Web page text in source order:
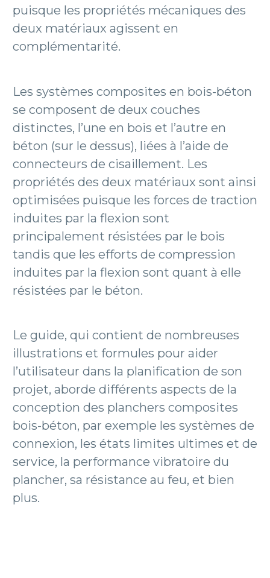
puisque les propriétés mécaniques des
deux matériaux agissent en
complémentarité.
Les systèmes composites en bois-béton
se composent de deux couches
distinctes, l’une en bois et l’autre en
béton (sur le dessus), liées à l’aide de
connecteurs de cisaillement. Les
propriétés des deux matériaux sont ainsi
optimisées puisque les forces de traction
induites par la flexion sont
principalement résistées par le bois
tandis que les efforts de compression
induites par la flexion sont quant à elle
résistées par le béton.
Le guide, qui contient de nombreuses
illustrations et formules pour aider
l’utilisateur dans la planification de son
projet, aborde différents aspects de la
conception des planchers composites
bois-béton, par exemple les systèmes de
connexion, les états limites ultimes et de
service, la performance vibratoire du
plancher, sa résistance au feu, et bien
plus.